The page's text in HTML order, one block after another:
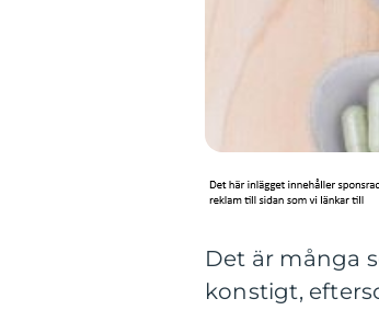
Det är många
konstigt,